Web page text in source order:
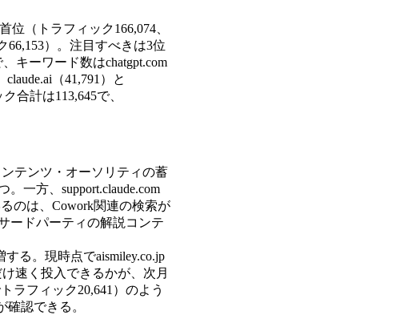
位（トラフィック166,074、
66,153）。注目すべきは3位
キーワード数はchatgpt.com
（41,791）と
合計は113,645で、
テンツ・オーソリティの蓄
一方、support.claude.com
のは、Cowork関連の検索が
ードパーティの解説コンテ
る。現時点でaismiley.co.jp
速く投入できるかが、次月
ラフィック20,641）のよう
認できる。